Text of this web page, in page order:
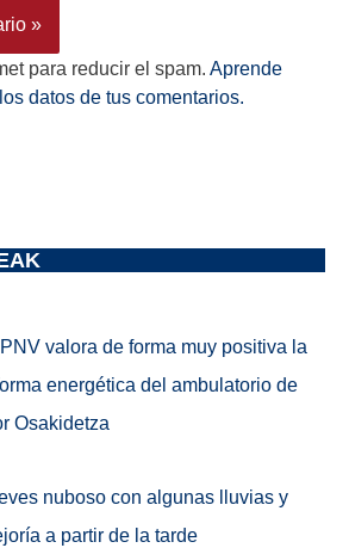
para reducir el spam. Aprende
datos de tus comentarios.
valora de forma muy positiva la
energética del ambulatorio de
Osakidetza
nuboso con algunas lluvias y
a partir de la tarde